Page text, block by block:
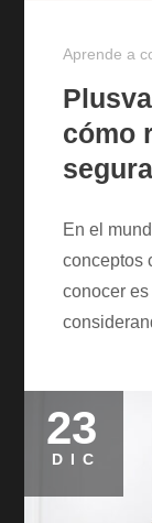
Aprende a
cómo
En el
conceptos
conocer
Posted
on
23
DIC